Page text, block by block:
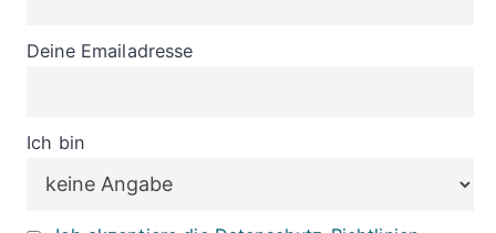
Deine Emailadresse
Ich bin